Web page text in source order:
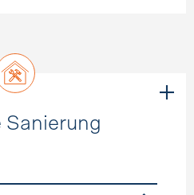
Sanierung